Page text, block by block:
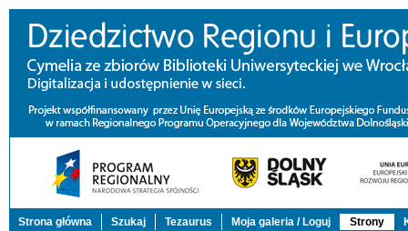
Strona główna Szukaj Tezaurus Moja galeria / Loguj Strony